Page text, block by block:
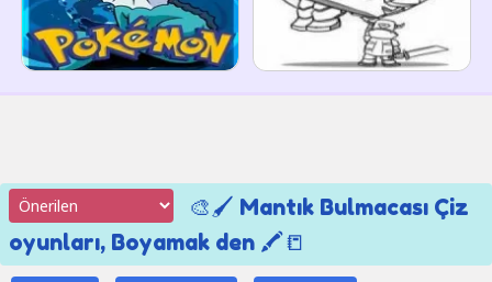
🎨🖌️ Mantık Bulmacası Çiz
oyunları, Boyamak den 🖍️📒